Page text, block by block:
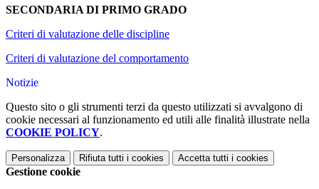
SECONDARIA DI PRIMO GRADO
Criteri di valutazione delle discipline
Criteri di valutazione del comportamento
Notizie
Questo sito o gli strumenti terzi da questo utilizzati si avvalgono di
cookie necessari al funzionamento ed utili alle finalità illustrate nella
COOKIE POLICY.
Personalizza Rifiuta tutti i cookies Accetta tutti i cookies
Gestione cookie